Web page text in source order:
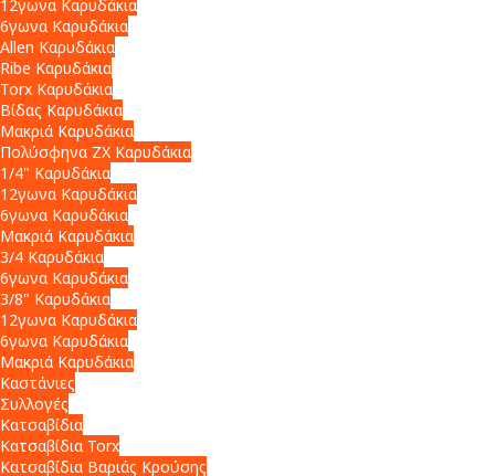
12γωνα Καρυδάκια
6γωνα Καρυδάκια
Allen Καρυδάκια
Ribe Καρυδάκια
Torx Καρυδάκια
Βίδας Καρυδάκια
Μακριά Καρυδάκια
Πολύσφηνα ZX Καρυδάκια
1/4" Καρυδάκια
12γωνα Καρυδάκια
6γωνα Καρυδάκια
Μακριά Καρυδάκια
3/4 Καρυδάκια
6γωνα Καρυδάκια
3/8" Καρυδάκια
12γωνα Καρυδάκια
6γωνα Καρυδάκια
Μακριά Καρυδάκια
Καστάνιες
Συλλογές
Κατσαβίδια
Κατσαβίδια Torx
Κατσαβίδια Βαριάς Κρούσης